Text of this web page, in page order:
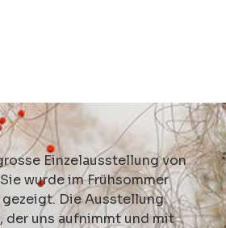
Einzelausstellung von
wurde im Frühsommer
gezeigt. Die Ausstellung
uns aufnimmt und mit